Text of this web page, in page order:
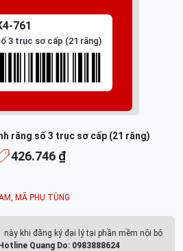
Tài khoản
761
3 trục sơ cấp (21 răng)
răng số 3 trục sơ cấp (21 răng)
426.746 ₫
, MÃ PHỤ TÙNG
khi đăng ký đại lý tại phần mềm nội bộ
Hotline Quang Do: 0983888624